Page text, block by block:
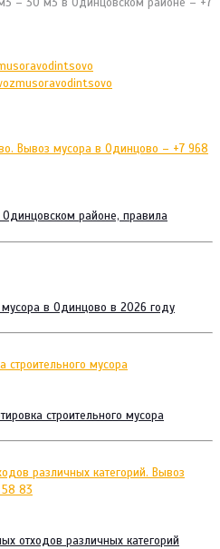
районе, правила
мусора в Одинцово в 2026 году
строительного мусора
отходов различных категорий